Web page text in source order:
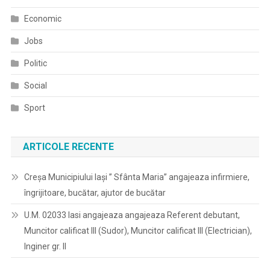
Economic
Jobs
Politic
Social
Sport
ARTICOLE RECENTE
Creșa Municipiului Iași ” Sfânta Maria” angajeaza infirmiere,
îngrijitoare, bucătar, ajutor de bucătar
U.M. 02033 Iasi angajeaza angajeaza Referent debutant,
Muncitor calificat III (Sudor), Muncitor calificat III (Electrician),
Inginer gr. II